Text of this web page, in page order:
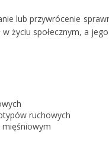
lub przywrócenie
życiu społecznym, a
ruchowych
mięśniowym